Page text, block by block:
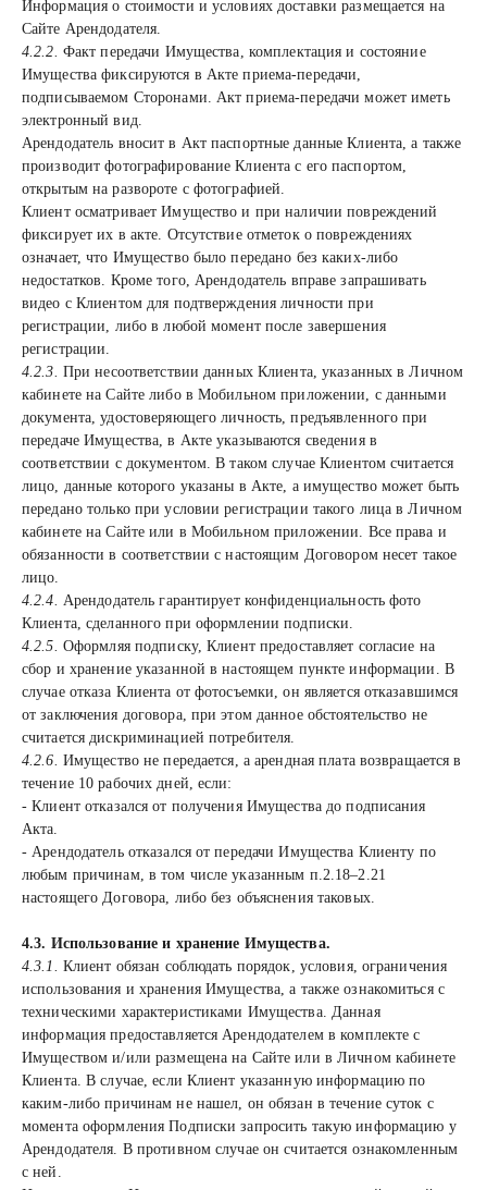
Информация о стоимости и условиях доставки размещается на
Сайте Арендодателя.
4.2.2. Факт передачи Имущества, комплектация и состояние
Имущества фиксируются в Акте приема-передачи,
подписываемом Сторонами. Акт приема-передачи может иметь
электронный вид.
Арендодатель вносит в Акт паспортные данные Клиента, а также
производит фотографирование Клиента с его паспортом,
открытым на развороте с фотографией.
Клиент осматривает Имущество и при наличии повреждений
фиксирует их в акте. Отсутствие отметок о повреждениях
означает, что Имущество было передано без каких-либо
недостатков. Кроме того, Арендодатель вправе запрашивать
видео с Клиентом для подтверждения личности при
регистрации, либо в любой момент после завершения
регистрации.
4.2.3. При несоответствии данных Клиента, указанных в Личном
кабинете на Сайте либо в Мобильном приложении, с данными
документа, удостоверяющего личность, предъявленного при
передаче Имущества, в Акте указываются сведения в
соответствии с документом. В таком случае Клиентом считается
лицо, данные которого указаны в Акте, а имущество может быть
передано только при условии регистрации такого лица в Личном
кабинете на Сайте или в Мобильном приложении. Все права и
обязанности в соответствии с настоящим Договором несет такое
лицо.
4.2.4. Арендодатель гарантирует конфиденциальность фото
Клиента, сделанного при оформлении подписки.
4.2.5. Оформляя подписку, Клиент предоставляет согласие на
сбор и хранение указанной в настоящем пункте информации. В
случае отказа Клиента от фотосъемки, он является отказавшимся
от заключения договора, при этом данное обстоятельство не
считается дискриминацией потребителя.
4.2.6. Имущество не передается, а арендная плата возвращается в
течение 10 рабочих дней, если:
- Клиент отказался от получения Имущества до подписания
Акта.
- Арендодатель отказался от передачи Имущества Клиенту по
любым причинам, в том числе указанным п.2.18–2.21
настоящего Договора, либо без объяснения таковых.
4.3. Использование и хранение Имущества.
4.3.1. Клиент обязан соблюдать порядок, условия, ограничения
использования и хранения Имущества, а также ознакомиться с
техническими характеристиками Имущества. Данная
информация предоставляется Арендодателем в комплекте с
Имуществом и/или размещена на Сайте или в Личном кабинете
Клиента. В случае, если Клиент указанную информацию по
каким-либо причинам не нашел, он обязан в течение суток с
момента оформления Подписки запросить такую информацию у
Арендодателя. В противном случае он считается ознакомленным
с ней.